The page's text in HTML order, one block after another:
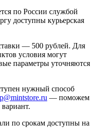
по России службой
доступны курьерская
— 500 рублей. Для
условия могут
параметры уточняются
нужный способ
— поможем
по срокам доступны на